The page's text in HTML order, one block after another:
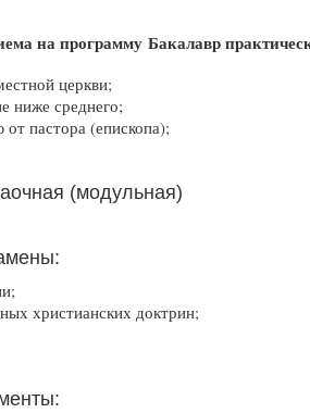
на программу Бакалавр
церкви;
ниже среднего;
пастора (епископа);
(модульная)
христианских доктрин;